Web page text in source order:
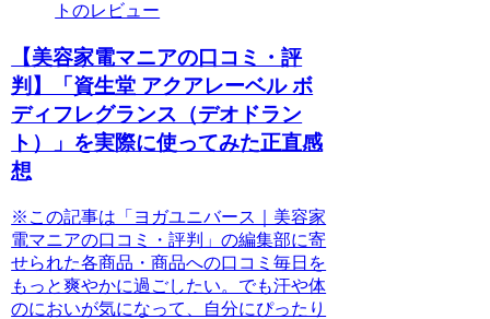
トのレビュー
【美容家電マニアの口コミ・評
判】「資生堂 アクアレーベル ボ
ディフレグランス（デオドラン
ト）」を実際に使ってみた正直感
想
※この記事は「ヨガユニバース｜美容家
電マニアの口コミ・評判」の編集部に寄
せられた各商品・商品への口コミ毎日を
もっと爽やかに過ごしたい。でも汗や体
のにおいが気になって、自分にぴったり